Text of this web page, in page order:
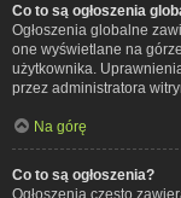
Co to są ogłoszenia
Ogłoszenia globalne
one wyświetlane na
użytkownika.
przez administratora
Na górę
Co to są ogłoszenia?
Ogłoszenia często